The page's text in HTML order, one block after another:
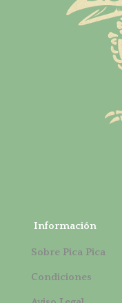
Información
Sobre Pica Pica
Condiciones